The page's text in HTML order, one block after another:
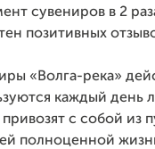
сувениров в 2
позитивных
«Волга-река»
каждый день
с собой из
полноценной